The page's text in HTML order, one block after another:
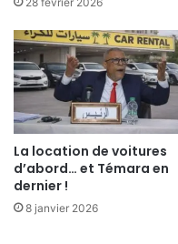
La location de voitures
d’abord… et Témara en
dernier !
8 janvier 2026